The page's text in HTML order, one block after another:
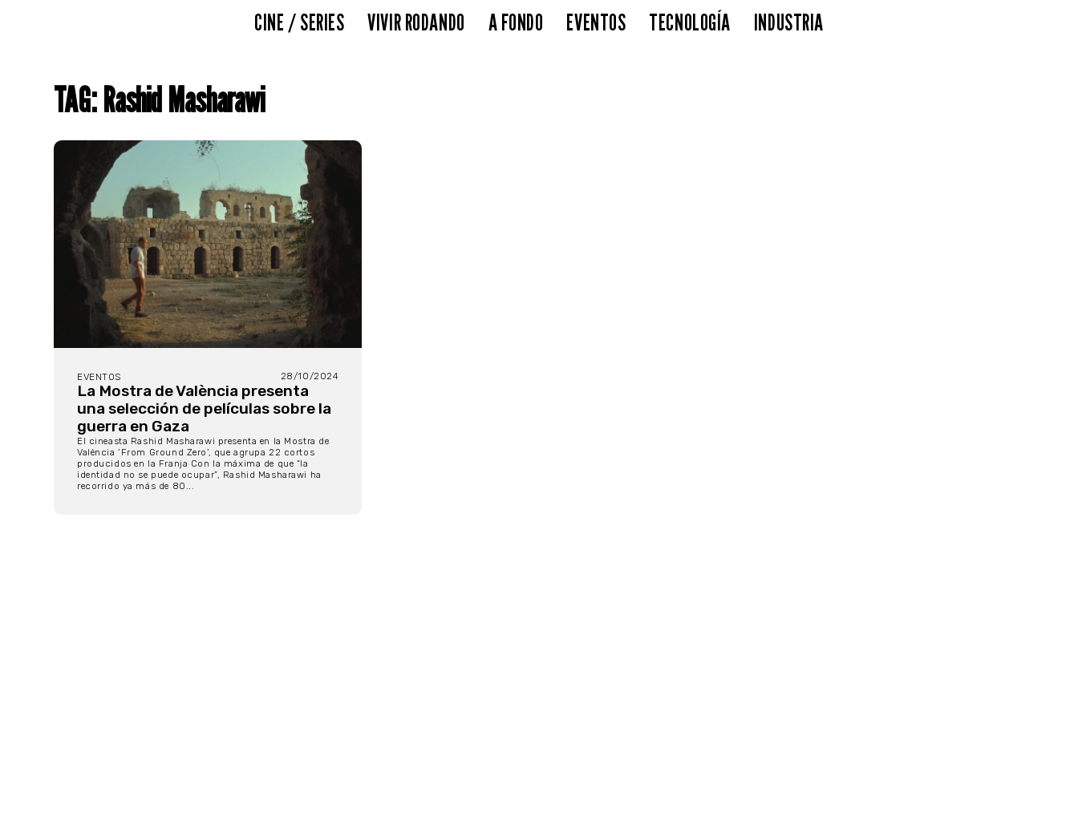
CINE / SERIES VIVIR RODANDO A FONDO EVENTOS TECNOLOGÍA INDUSTRIA
TAG: Rashid Masharawi
EVENTOS 28/10/2024
La Mostra de València presenta
una selección de películas sobre la
guerra en Gaza
El cineasta Rashid Masharawi presenta en la Mostra de
València ‘From Ground Zero’, que agrupa 22 cortos
producidos en la Franja Con la máxima de que “la
identidad no se puede ocupar”, Rashid Masharawi ha
recorrido ya más de 80...